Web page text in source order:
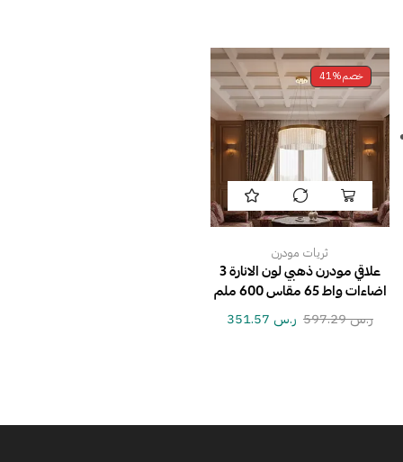
خصم41%
ثريات مودرن
علاقي مودرن ذهبي لون الانارة 3
اضاءات واط 65 مقاس 600 ملم
ر.س597.29 ر.س